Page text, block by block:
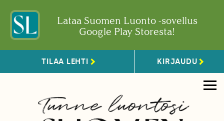
Lataa Suomen Luonto -sovellus
Google Play Storesta!
TILAA LEHTI KIRJAUDU